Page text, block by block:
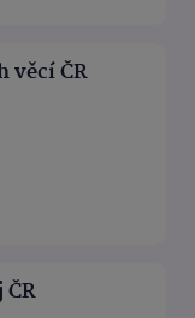
věcí ČR